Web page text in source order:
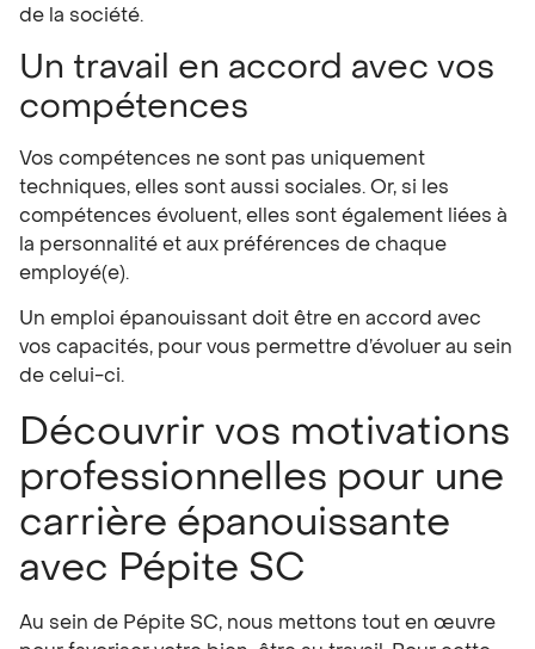
de la société.
Un travail en accord avec vos
compétences
Vos compétences ne sont pas uniquement
techniques, elles sont aussi sociales. Or, si les
compétences évoluent, elles sont également liées à
la personnalité et aux préférences de chaque
employé(e).
Un emploi épanouissant doit être en accord avec
vos capacités, pour vous permettre d’évoluer au sein
de celui-ci.
Découvrir vos motivations
professionnelles pour une
carrière épanouissante
avec Pépite SC
Au sein de Pépite SC, nous mettons tout en œuvre